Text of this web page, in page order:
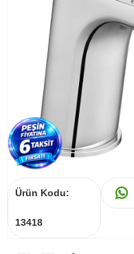
Ürün Kodu:
13418